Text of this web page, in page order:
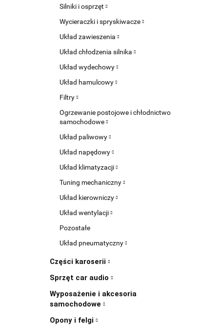
Silniki i osprzęt
Wycieraczki i spryskiwacze
Układ zawieszenia
Układ chłodzenia silnika
Układ wydechowy
Układ hamulcowy
Filtry
Ogrzewanie postojowe i chłodnictwo
samochodowe
Układ paliwowy
Układ napędowy
Układ klimatyzacji
Tuning mechaniczny
Układ kierowniczy
Układ wentylacji
Pozostałe
Układ pneumatyczny
Części karoserii
Sprzęt car audio
Wyposażenie i akcesoria
samochodowe
Opony i felgi